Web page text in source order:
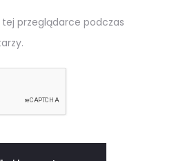
przeglądarce podczas